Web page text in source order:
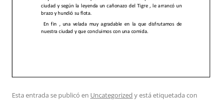
Esta entrada se publicó en Uncategorized y está etiquetada con